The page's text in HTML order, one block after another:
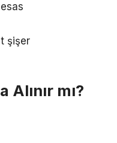
esas
şişer
mı?